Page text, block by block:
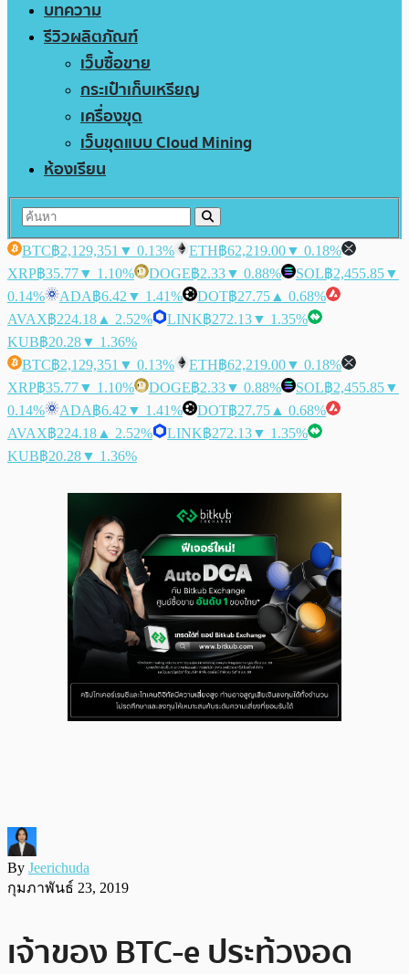
บทความ
รีวิวผลิตภัณฑ์
เว็บซื้อขาย
กระเป๋าเก็บเหรียญ
เครื่องขุด
เว็บขุดแบบ Cloud Mining
ห้องเรียน
BTC฿2,129,351 ▼ 0.13% ETH฿62,219.00▼ 0.18%
XRP฿35.77▼ 1.10% DOGE฿2.33▼ 0.88% SOL฿2,455.85▼
0.14%
ADA฿6.42 ▼ 1.41% DOT฿27.75 ▲ 0.68%
AVAX฿224.18 ▲ 2.52% LINK฿272.13▼ 1.35%
KUB฿20.28▼ 1.36%
BTC฿2,129,351 ▼ 0.13% ETH฿62,219.00▼ 0.18%
XRP฿35.77▼ 1.10% DOGE฿2.33▼ 0.88% SOL฿2,455.85▼
0.14%
ADA฿6.42 ▼ 1.41% DOT฿27.75 ▲ 0.68%
AVAX฿224.18 ▲ 2.52% LINK฿272.13▼ 1.35%
KUB฿20.28▼ 1.36%
By Jeerichuda
กุมภาพันธ์ 23, 2019
เจ้าของ BTC-e ประท้วงอด